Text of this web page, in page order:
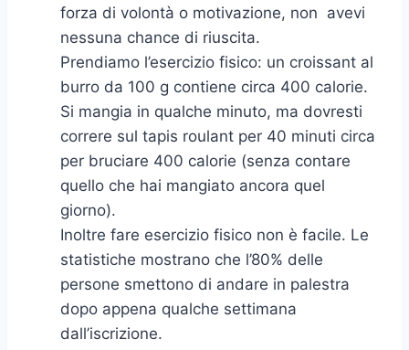
forza di volontà o motivazione, non avevi
nessuna chance di riuscita.
Prendiamo l’esercizio fisico: un croissant al
burro da 100 g contiene circa 400 calorie.
Si mangia in qualche minuto, ma dovresti
correre sul tapis roulant per 40 minuti circa
per bruciare 400 calorie (senza contare
quello che hai mangiato ancora quel
giorno).
Inoltre fare esercizio fisico non è facile. Le
statistiche mostrano che l’80% delle
persone smettono di andare in palestra
dopo appena qualche settimana
dall’iscrizione.